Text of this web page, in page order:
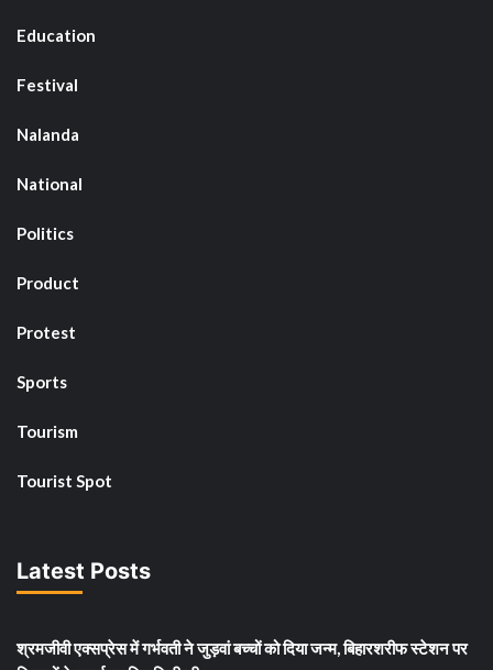
Education
Festival
Nalanda
National
Politics
Product
Protest
Sports
Tourism
Tourist Spot
Latest Posts
श्रमजीवी एक्सप्रेस में गर्भवती ने जुड़वां बच्चों को दिया जन्म, बिहारशरीफ स्टेशन पर